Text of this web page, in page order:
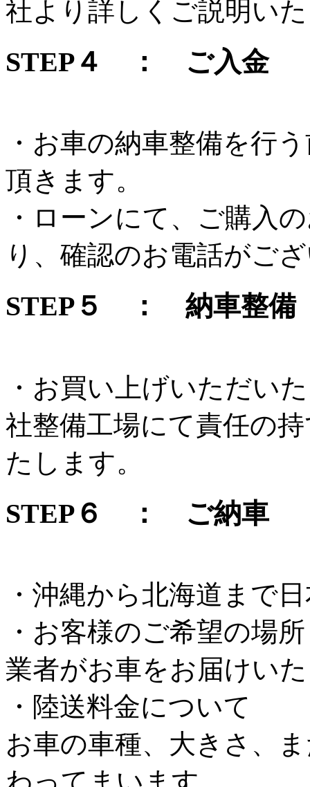
社より詳しくご説明い
STEP４ ： ご入金
・お車の納車整備を行
頂きます。
・ローンにて、ご購入
り、確認のお電話がご
STEP５ ： 納車整備
・お買い上げいただい
社整備工場にて責任の
たします。
STEP６ ： ご納車
・沖縄から北海道まで
・お客様のご希望の場
業者がお車をお届けい
・陸送料金について
お車の車種、大きさ、